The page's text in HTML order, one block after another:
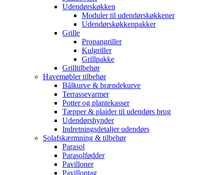
Udendørskøkken
Moduler til udendørskøkkener
Udendørskøkkenpakker
Grille
Propangriller
Kulgriller
Grillpakke
Grilltilbehør
Havemøbler tilbehør
Bålkurve & brændekurve
Terrassevarmer
Potter og plantekasser
Tæpper & plaider til udendørs brug
Udendørshynder
Indretningsdetaljer udendørs
Solafskærmning & tilbehør
Parasol
Parasolfødder
Pavilloner
Pavillontag